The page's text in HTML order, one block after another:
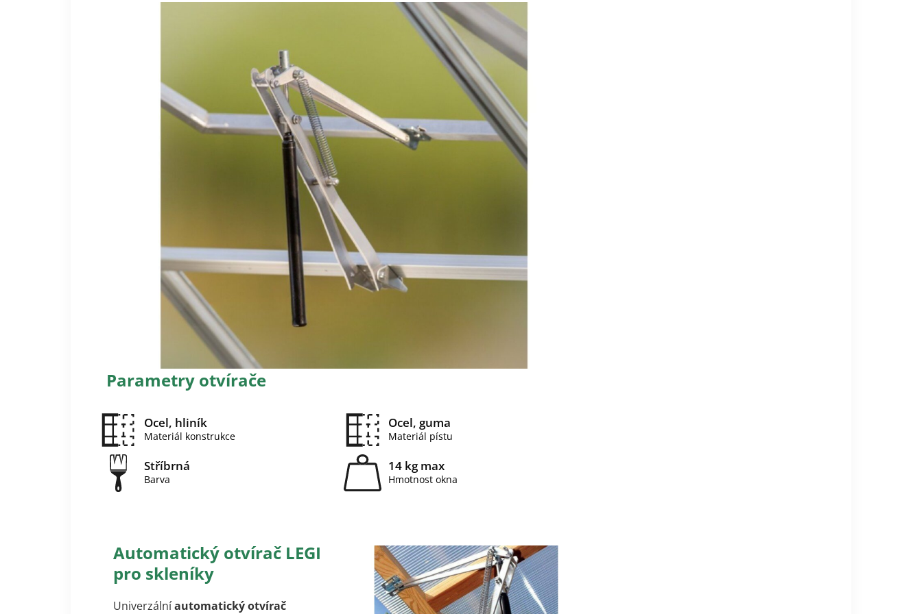
Parametry otvírače
Ocel, hliník
Materiál konstrukce
Ocel, guma
Materiál pístu
Stříbrná
Barva
14 kg max
Hmotnost okna
Automatický otvírač LEGI
pro skleníky
Univerzálníautomatický otvírač